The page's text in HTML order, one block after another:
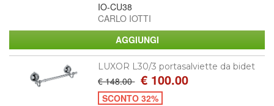
IO-CU38
CARLO IOTTI
LUXOR L30/3 portasalviette da bidet
€ 148.00 € 100.00
SCONTO 32%